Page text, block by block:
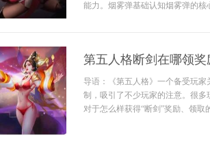
能力。烟雾弹基础认知烟雾弹的
第五人格断剑在哪领奖
导语：《第五人格》一个备受玩
制，吸引了不少玩家的注意。很
对于怎么样获得“断剑”奖励、领